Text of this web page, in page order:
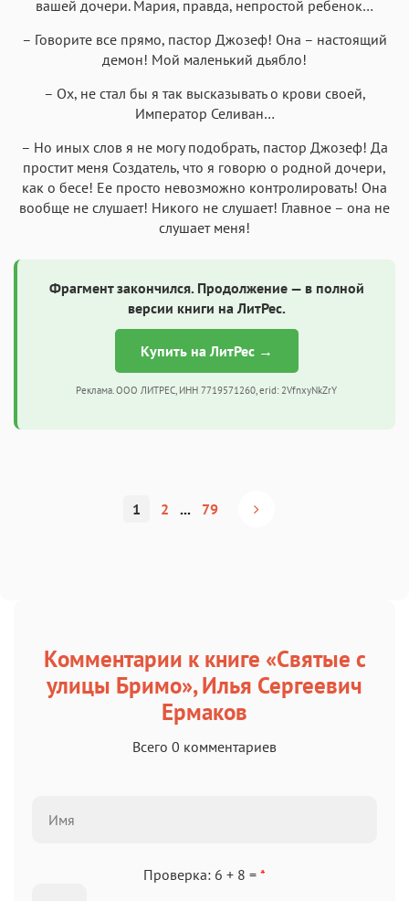
вашей дочери. Мария, правда, непростой ребенок…
– Говорите все прямо, пастор Джозеф! Она – настоящий
демон! Мой маленький дьябло!
– Ох, не стал бы я так высказывать о крови своей,
Император Селиван…
– Но иных слов я не могу подобрать, пастор Джозеф! Да
простит меня Создатель, что я говорю о родной дочери,
как о бесе! Ее просто невозможно контролировать! Она
вообще не слушает! Никого не слушает! Главное – она не
слушает меня!
Фрагмент закончился. Продолжение — в полной
версии книги на ЛитРес.
Купить на ЛитРес →
Реклама. ООО ЛИТРЕС, ИНН 7719571260, erid: 2VfnxyNkZrY
1 2 ... 79
Комментарии к книге «Святые с
улицы Бримо», Илья Сергеевич
Ермаков
Всего 0 комментариев
Проверка: 6 + 8 = *